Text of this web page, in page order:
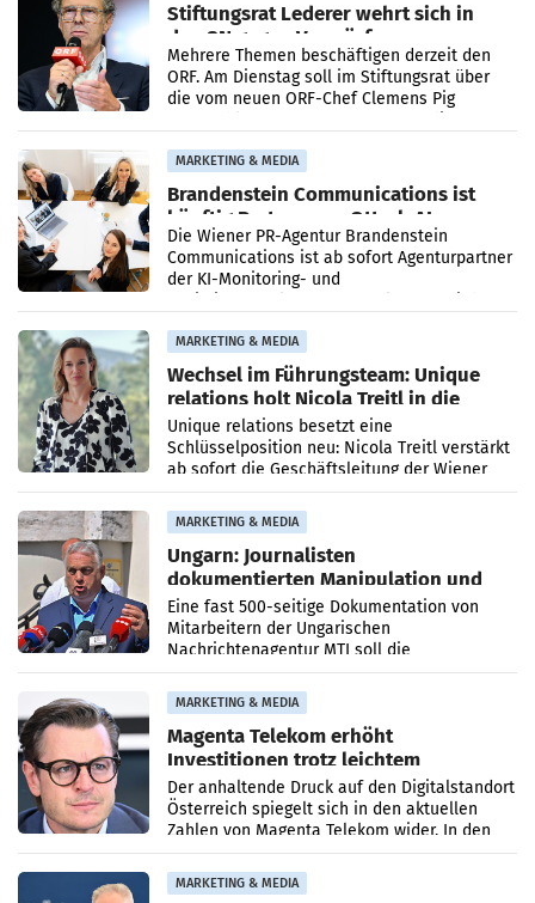
Stiftungsrat Lederer wehrt sich in
den SN gegen Vorwürfe
Mehrere Themen beschäftigen derzeit den
ORF. Am Dienstag soll im Stiftungsrat über
die vom neuen ORF-Chef Clemens Pig
MARKETING & MEDIA
Brandenstein Communications ist
künftig Partner von OtterlyAI
Die Wiener PR-Agentur Brandenstein
Communications ist ab sofort Agenturpartner
der KI-Monitoring- und
MARKETING & MEDIA
Wechsel im Führungsteam: Unique
relations holt Nicola Treitl in die
Geschäftsleitung
Unique relations besetzt eine
Schlüsselposition neu: Nicola Treitl verstärkt
ab sofort die Geschäftsleitung der Wiener
PR-Agentur an der Seite von Josef Kalina und
Anna Kalina-Mahr.
MARKETING & MEDIA
Ungarn: Journalisten
dokumentierten Manipulation und
Zensur
Eine fast 500-seitige Dokumentation von
Mitarbeitern der Ungarischen
Nachrichtenagentur MTI soll die
systematische Nachrichten-Manipulation und
Zensur bei der Agentur während der Zeit
MARKETING & MEDIA
Magenta Telekom erhöht
Investitionen trotz leichtem
Umsatzrückgang
Der anhaltende Druck auf den Digitalstandort
Österreich spiegelt sich in den aktuellen
Zahlen von Magenta Telekom wider. In den
ersten sechs Monaten des laufenden Jahres
verzeichnete
MARKETING & MEDIA